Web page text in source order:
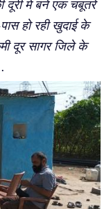
दूरी में बने एक चबूतरे
हो रही खुदाई के
दूर सागर जिले के